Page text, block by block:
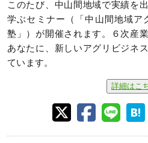
このたび、中山間地域で実績を
学ぶセミナー（「中山間地域ア
塾」）が開催されます。６次産
あなたに、新しいアグリビジネ
ています。
詳細はこ